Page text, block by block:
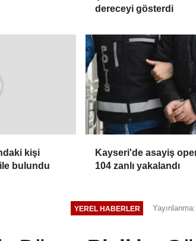
dereceyi gösterdi
kişi
bulundu
Kayseri'de asayiş
104 zanlı yakalandı
YEREL HABERLER